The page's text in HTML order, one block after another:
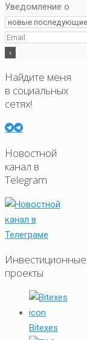
Уведомление о
Найдите меня
в социальных
сетях!
Новостной
канал в
Telegram
Инвестиционные
проекты
Bitexes